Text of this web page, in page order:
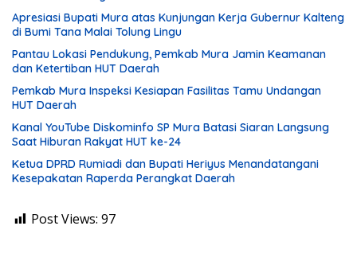
Apresiasi Bupati Mura atas Kunjungan Kerja Gubernur Kalteng
di Bumi Tana Malai Tolung Lingu
Pantau Lokasi Pendukung, Pemkab Mura Jamin Keamanan
dan Ketertiban HUT Daerah
Pemkab Mura Inspeksi Kesiapan Fasilitas Tamu Undangan
HUT Daerah
Kanal YouTube Diskominfo SP Mura Batasi Siaran Langsung
Saat Hiburan Rakyat HUT ke-24
Ketua DPRD Rumiadi dan Bupati Heriyus Menandatangani
Kesepakatan Raperda Perangkat Daerah
Post Views: 97